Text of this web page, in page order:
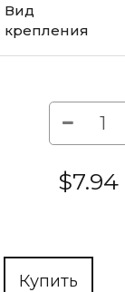
Вид
крепления
$7.94
Купить